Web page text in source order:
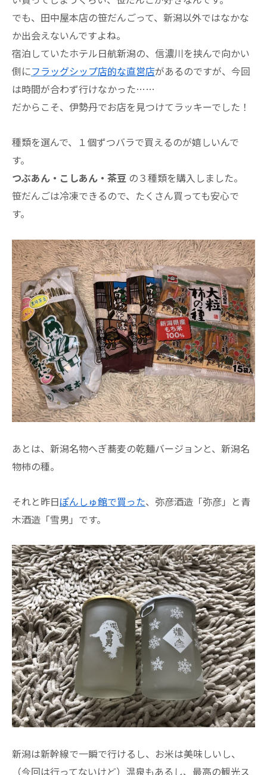
でも、田中屋本店の笹だんごって、新潟以外ではなかな
か出会えないんですよね。
宿泊していたホテル日航新潟の、信濃川を挟んで向かい
側にフラッグシップ店的な直営店があるのですが、今回
は時間が合わず行けなかった……
だからこそ、伊勢丹でお店を見つけてラッキーでした！
種類を選んで、１個ずつバラで買えるのが嬉しいんで
す。
つぶあん・こしあん・茶豆 の３種類を購入しました。
笹だんごは冷凍できるので、たくさん買っても安心で
す。
あとは、新潟名物へぎ蕎麦の乾麺バージョンと、新潟名
物柿の種。
それと昨日ぽんしゅ館で買った、弥彦酒造「弥彦」と青
木酒造「雪男」です。
新潟は新幹線で一瞬で行けるし、お米は美味しいし、
（今回は行ってないけど）温泉もあるし、最高の観光ス